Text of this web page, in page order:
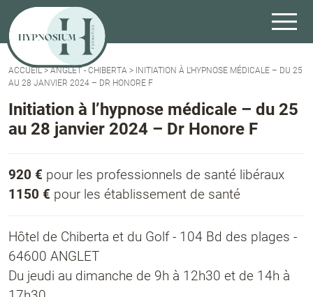
ACCUEIL>ANGLET - CHIBERTA > INITIATION À L’HYPNOSE MÉDICALE – DU 25
AU 28 JANVIER 2024 – DR HONORE F
Initiation à l’hypnose médicale – du 25
au 28 janvier 2024 – Dr Honore F
920 € pour les professionnels de santé libéraux
1150 € pour les établissement de santé
Hôtel de Chiberta et du Golf - 104 Bd des plages -
64600 ANGLET
Du jeudi au dimanche de 9h à 12h30 et de 14h à